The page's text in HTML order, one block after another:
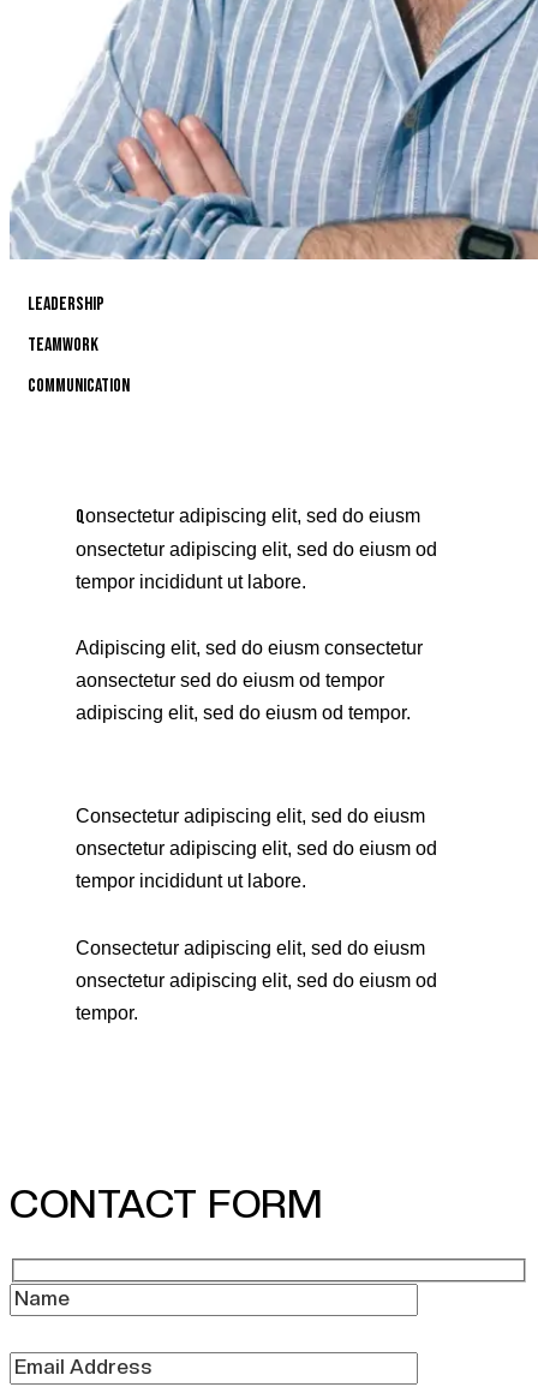
Leadership
Teamwork
Communication
Qonsectetur adipiscing elit, sed do eiusm
onsectetur adipiscing elit, sed do eiusm od
tempor incididunt ut labore.
Adipiscing elit, sed do eiusm consectetur
aonsectetur sed do eiusm od tempor
adipiscing elit, sed do eiusm od tempor.
Consectetur adipiscing elit, sed do eiusm
onsectetur adipiscing elit, sed do eiusm od
tempor incididunt ut labore.
Consectetur adipiscing elit, sed do eiusm
onsectetur adipiscing elit, sed do eiusm od
tempor.
CONTACT FORM